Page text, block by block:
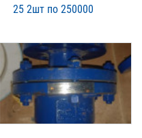
25 2шт по 250000